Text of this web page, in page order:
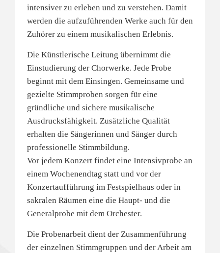
intensiver zu erleben und zu verstehen. Damit
werden die aufzuführenden Werke auch für den
Zuhörer zu einem musikalischen Erlebnis.
Die Künstlerische Leitung übernimmt die
Einstudierung der Chorwerke. Jede Probe
beginnt mit dem Einsingen. Gemeinsame und
gezielte Stimmproben sorgen für eine
gründliche und sichere musikalische
Ausdrucksfähigkeit. Zusätzliche Qualität
erhalten die Sängerinnen und Sänger durch
professionelle Stimmbildung.
Vor jedem Konzert findet eine Intensivprobe an
einem Wochenendtag statt und vor der
Konzertaufführung im Festspielhaus oder in
sakralen Räumen eine die Haupt- und die
Generalprobe mit dem Orchester.
Die Probenarbeit dient der Zusammenführung
der einzelnen Stimmgruppen und der Arbeit am